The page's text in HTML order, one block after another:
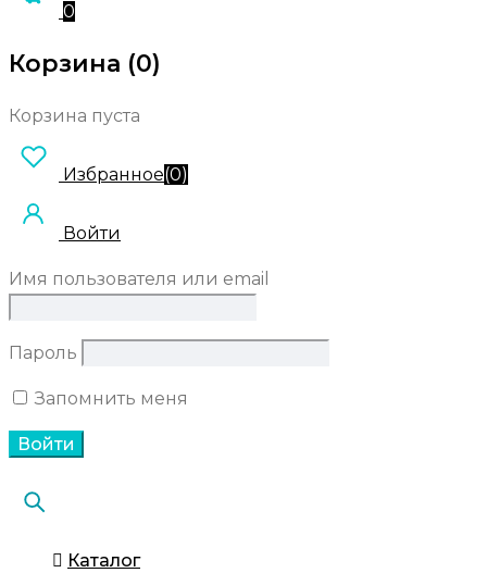
0
Корзина (0)
Корзина пуста
Избранное(0)
Войти
Имя пользователя или email
Пароль
Запомнить меня
Каталог